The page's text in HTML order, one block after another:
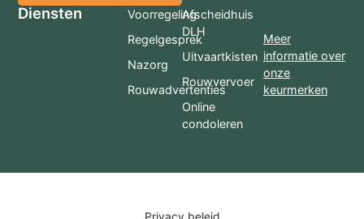
Diensten
Voorregeling
Regelgesprek
Nazorg
Rouwadvertenties
Afscheidhuis
DLH
Uitvaartkisten
Rouwvervoer
Online
condoleren
Meer
informatie over
onze
keurmerken
Privacy beleid